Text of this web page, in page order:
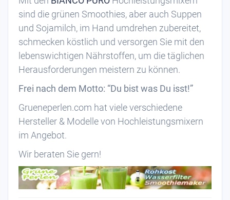
sind die grünen Smoothies, aber auch Suppen
und Sojamilch, im Hand umdrehen zubereitet,
schmecken köstlich und versorgen Sie mit den
lebenswichtigen Nährstoffen, um die täglichen
Herausforderungen meistern zu können.
Frei nach dem Motto: “Du bist was Du isst!”
Grueneperlen.com hat viele verschiedene
Hersteller & Modelle von Hochleistungsmixern
im Angebot.
Wir beraten Sie gern!